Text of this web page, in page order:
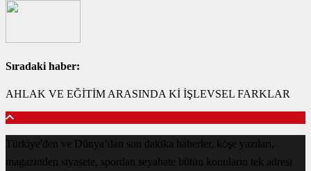
Sıradaki haber:
AHLAK VE EĞİTİM ARASINDA Kİ İŞLEVSEL FARKLAR
Türkiye'den ve Dünya’dan son dakika haberler, köşe yazıları,
magazinden siyasete, spordan seyahate bütün konuların tek adresi